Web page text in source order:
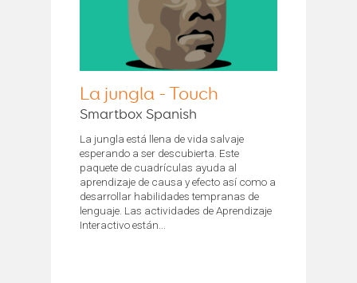
La jungla - Touch
Smartbox Spanish
La jungla está llena de vida salvaje
esperando a ser descubierta. Este
paquete de cuadrículas ayuda al
aprendizaje de causa y efecto así como a
desarrollar habilidades tempranas de
lenguaje. Las actividades de Aprendizaje
Interactivo están...